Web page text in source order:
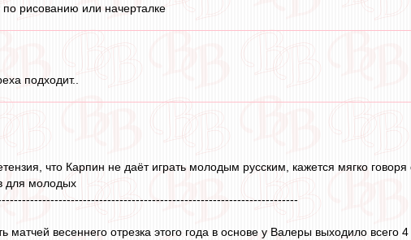
рисованию или начерталке
подходит..
что Карпин не даёт играть молодым русским, кажется мягко говоря
для молодых
весеннего отрезка этого года в основе у Валеры выходило всего